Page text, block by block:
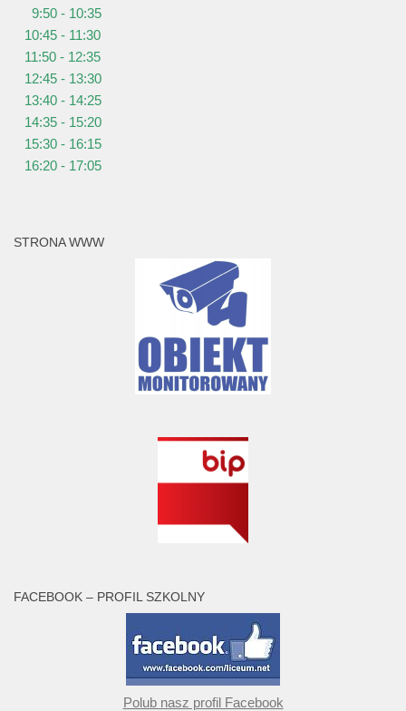
9:50 - 10:35
10:45 - 11:30
11:50 - 12:35
12:45 - 13:30
13:40 - 14:25
14:35 - 15:20
15:30 - 16:15
16:20 - 17:05
STRONA WWW
FACEBOOK – PROFIL SZKOLNY
Polub nasz profil Facebook